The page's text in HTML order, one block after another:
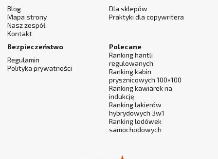
Blog
Mapa strony
Nasz zespół
Kontakt
Dla sklepów
Praktyki dla copywritera
Bezpieczeństwo
Regulamin
Polityka prywatności
Polecane
Ranking hantli
regulowanych
Ranking kabin
prysznicowych 100×100
Ranking kawiarek na
indukcję
Ranking lakierów
hybrydowych 3w1
Ranking lodówek
samochodowych